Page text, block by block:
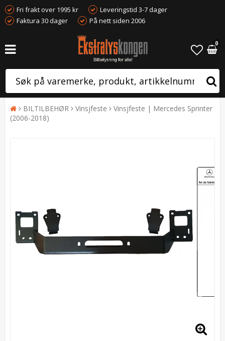
Fri frakt over 1995 kr
Leveringstid 3-7 dager
Faktura 30 dager
På nett siden 2006
0
BILTILBEHØR Vinsjfeste
Vinsjfeste | Mercedes Sprinter
(2006-2018)